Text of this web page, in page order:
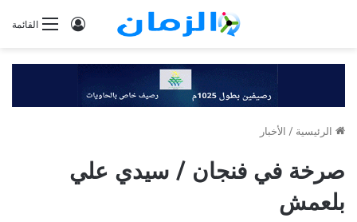
القائمةتسجيل
الرئيسية / الأخبار
صرخة في فنجان / سيدي علي
بلعمش